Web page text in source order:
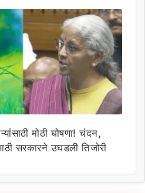
मोठी घोषणा! चंदन,
सरकारने उघडली तिजोरी